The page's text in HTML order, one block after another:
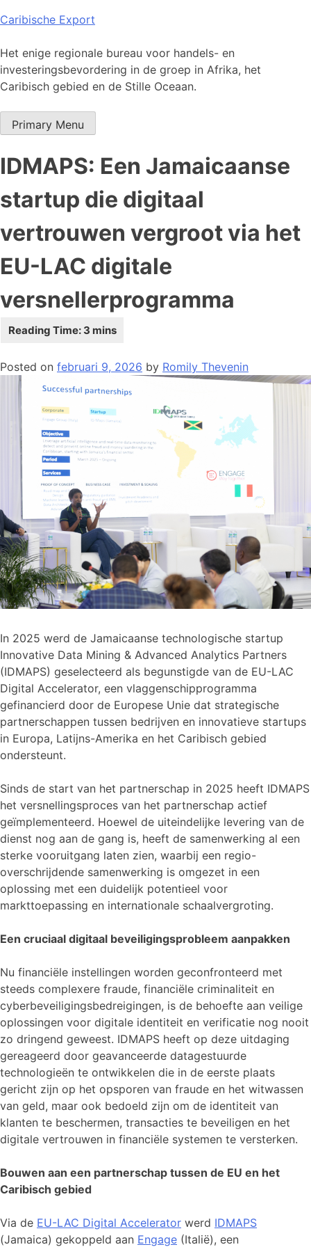
Skip
content
Caribische Export
Het enige regionale bureau voor handels- en
investeringsbevordering in de groep in Afrika, het
Caribisch gebied en de Stille Oceaan.
Primary Menu
IDMAPS: Een Jamaicaanse
startup die digitaal
vertrouwen vergroot via het
EU-LAC digitale
versnellerprogramma
Posted on februari 9, 2026 by Romily Thevenin
In 2025 werd de Jamaicaanse technologische startup
Innovative Data Mining & Advanced Analytics Partners
(IDMAPS) geselecteerd als begunstigde van de EU-LAC
Digital Accelerator, een vlaggenschipprogramma
gefinancierd door de Europese Unie dat strategische
partnerschappen tussen bedrijven en innovatieve startups
in Europa, Latijns-Amerika en het Caribisch gebied
ondersteunt.
Sinds de start van het partnerschap in 2025 heeft IDMAPS
het versnellingsproces van het partnerschap actief
geïmplementeerd. Hoewel de uiteindelijke levering van de
dienst nog aan de gang is, heeft de samenwerking al een
sterke vooruitgang laten zien, waarbij een regio-
overschrijdende samenwerking is omgezet in een
oplossing met een duidelijk potentieel voor
markttoepassing en internationale schaalvergroting.
Een cruciaal digitaal beveiligingsprobleem aanpakken
Nu financiële instellingen worden geconfronteerd met
steeds complexere fraude, financiële criminaliteit en
cyberbeveiligingsbedreigingen, is de behoefte aan veilige
oplossingen voor digitale identiteit en verificatie nog nooit
zo dringend geweest. IDMAPS heeft op deze uitdaging
gereageerd door geavanceerde datagestuurde
technologieën te ontwikkelen die in de eerste plaats
gericht zijn op het opsporen van fraude en het witwassen
van geld, maar ook bedoeld zijn om de identiteit van
klanten te beschermen, transacties te beveiligen en het
digitale vertrouwen in financiële systemen te versterken.
Bouwen aan een partnerschap tussen de EU en het
Caribisch gebied
Via de EU-LAC Digital Accelerator werd IDMAPS
(Jamaica) gekoppeld aan Engage (Italië), een